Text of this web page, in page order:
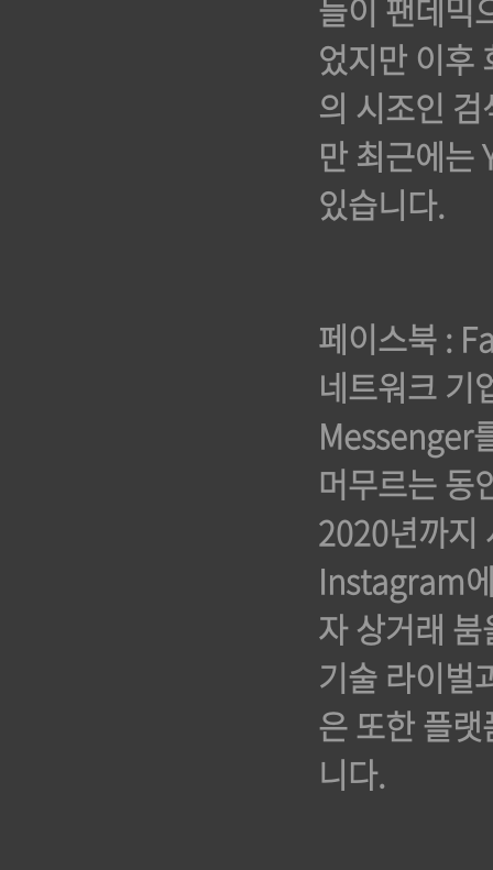
들이 팬데믹
었지만 이후
의 시조인
만 최근에는
있습니다.
페이스북 :
네트워크
Messenger
머무르는 동
2020년까지
Instagram
자 상거래
기술 라이벌
은 또한 플
니다.